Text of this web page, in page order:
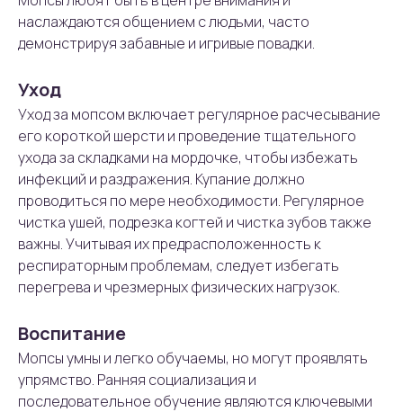
наслаждаются общением с людьми, часто
демонстрируя забавные и игривые повадки.
Уход
Уход за мопсом включает регулярное расчесывание
его короткой шерсти и проведение тщательного
ухода за складками на мордочке, чтобы избежать
инфекций и раздражения. Купание должно
проводиться по мере необходимости. Регулярное
чистка ушей, подрезка когтей и чистка зубов также
важны. Учитывая их предрасположенность к
респираторным проблемам, следует избегать
перегрева и чрезмерных физических нагрузок.
Воспитание
Мопсы умны и легко обучаемы, но могут проявлять
упрямство. Ранняя социализация и
последовательное обучение являются ключевыми